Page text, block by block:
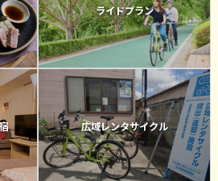
ライドプラン
広域レンタサイクル